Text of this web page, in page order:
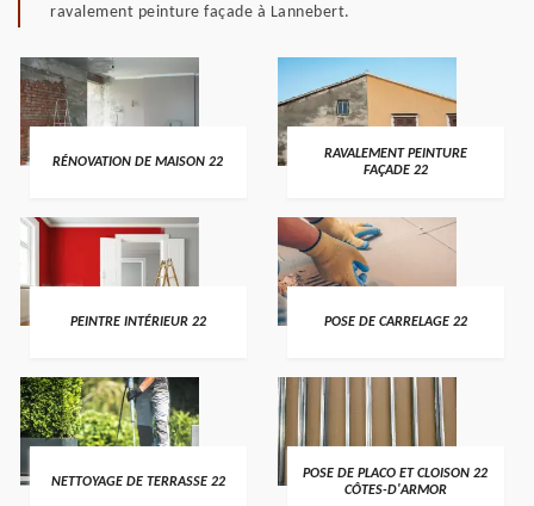
ravalement peinture façade à Lannebert.
RÉNOVATION DE MAISON 22
RAVALEMENT PEINTURE
FAÇADE 22
PEINTRE INTÉRIEUR 22 POSE DE CARRELAGE 22
NETTOYAGE DE TERRASSE 22
POSE DE PLACO ET CLOISON 22
CÔTES-D'ARMOR